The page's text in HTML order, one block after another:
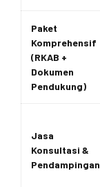
Paket
Komprehensif
(RKAB +
Dokumen
Pendukung)
Jasa
Konsultasi &
Pendampingan